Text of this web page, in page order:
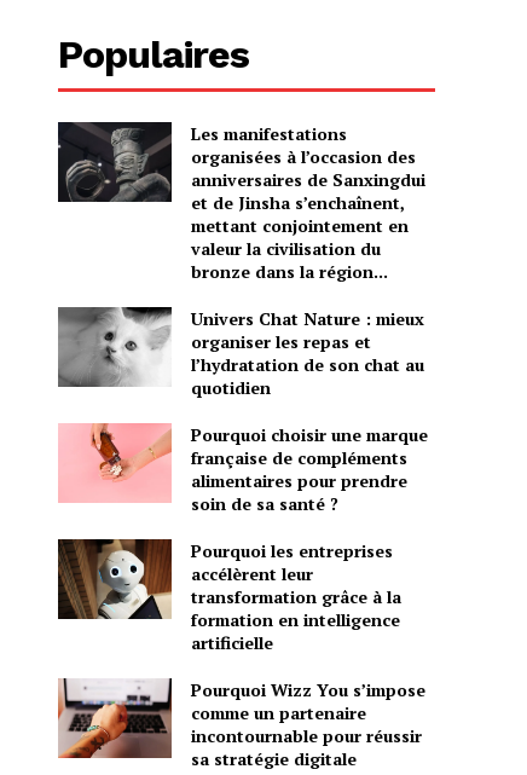
Populaires
Les manifestations
organisées à l’occasion des
anniversaires de Sanxingdui
et de Jinsha s’enchaînent,
mettant conjointement en
valeur la civilisation du
bronze dans la région...
Univers Chat Nature : mieux
organiser les repas et
l’hydratation de son chat au
quotidien
Pourquoi choisir une marque
française de compléments
alimentaires pour prendre
soin de sa santé ?
Pourquoi les entreprises
accélèrent leur
transformation grâce à la
formation en intelligence
artificielle
Pourquoi Wizz You s’impose
comme un partenaire
incontournable pour réussir
sa stratégie digitale